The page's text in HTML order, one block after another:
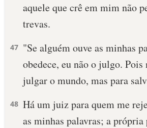
10 MANDAMENTOS
ESBOÇOS DE PREGAÇÃO
TEMAS
PERGUNTE À BÍBLIA
aquele que crê em mim não
trevas.
47 "Se alguém ouve as minhas
obedece, eu não o julgo.
julgar o mundo, mas para
48 Há um juiz para quem me
as minhas palavras; a própria